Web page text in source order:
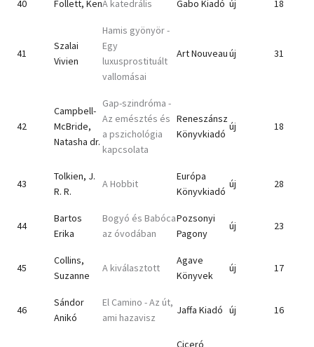
40 Follett, KenA katedrális Gabo Kiadó új 18
41
Szalai
Vivien
Hamis gyönyör -
Egy
luxusprostituált
vallomásai
Art Nouveauúj 31
42
Campbell-
McBride,
Natasha dr.
Gap-szindróma -
Az emésztés és
a pszichológia
kapcsolata
Reneszánsz
Könyvkiadó
új 18
43
Tolkien, J.
R. R.
A Hobbit
Európa
Könyvkiadó
új 28
44
Bartos
Erika
Bogyó és Babóca
az óvodában
Pozsonyi
Pagony
új 23
45
Collins,
Suzanne
A kiválasztott
Agave
Könyvek
új 17
46
Sándor
Anikó
El Camino - Az út,
ami hazavisz
Jaffa Kiadó új 16
Ciceró